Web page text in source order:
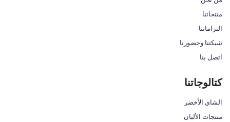
منتجاتنا
التزاماتنا
شبكتنا وحضورنا
اتصل بنا
كتالوجاتنا
الشاي الأخضر
منتجات الألبان